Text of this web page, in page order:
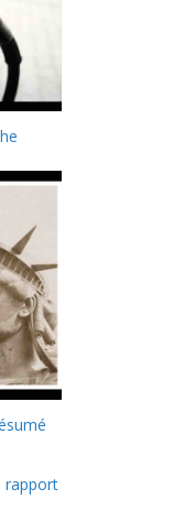
rapport